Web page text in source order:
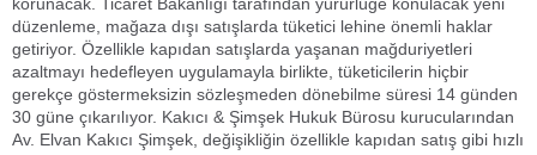
düzenleme, mağaza dışı satışlarda tüketici lehine önemli haklar
getiriyor. Özellikle kapıdan satışlarda yaşanan mağduriyetleri
azaltmayı hedefleyen uygulamayla birlikte, tüketicilerin hiçbir
gerekçe göstermeksizin sözleşmeden dönebilme süresi 14 günden
30 güne çıkarılıyor. Kakıcı & Şimşek Hukuk Bürosu kurucularından
Av. Elvan Kakıcı Şimşek, değişikliğin özellikle kapıdan satış gibi hızlı